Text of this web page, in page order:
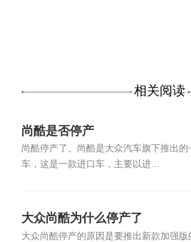
相关阅读
尚酷是否停产
尚酷停产了。尚酷是大众汽车旗下推出的
车，这是一款进口车，主要以进...
大众尚酷为什么停产了
大众尚酷停产的原因是要推出新款加强版